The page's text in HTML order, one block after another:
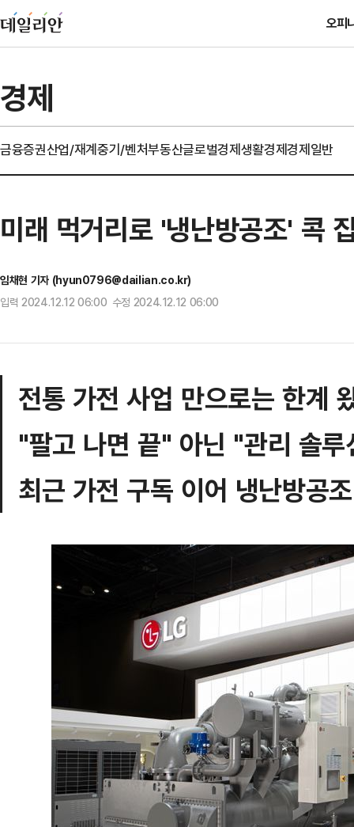
오피
경제
금융증권산업/재계중기/벤처부동산글로벌경제생활경제경제일반
미래 먹거리로 '냉난방공조' 콕
임채현 기자 (hyun0796@dailian.co.kr)
입력 2024.12.12 06:00 수정 2024.12.12 06:00
전통 가전 사업 만으로는 한계
"팔고 나면 끝" 아닌 "관리 솔
최근 가전 구독 이어 냉난방공